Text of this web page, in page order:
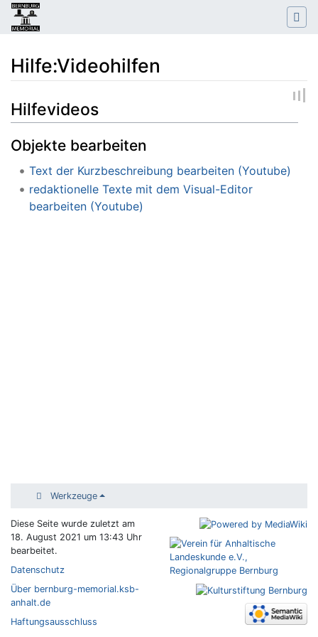
Hilfe:Videohilfen
Wechseln zu:
Hilfevideos
Objekte bearbeiten
Text der Kurzbeschreibung bearbeiten (Youtube)
redaktionelle Texte mit dem Visual-Editor
bearbeiten (Youtube)
Werkzeuge
Diese Seite wurde zuletzt am
18. August 2021 um 13:43 Uhr
bearbeitet.
Datenschutz
Über bernburg-memorial.ksb-
anhalt.de
Haftungsausschluss